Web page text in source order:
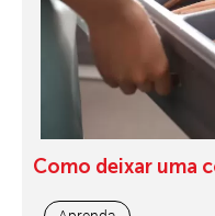
Como deixar uma